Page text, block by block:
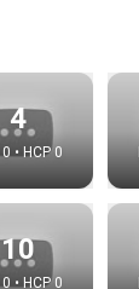
4
0 • HCP 0
10
0 • HCP 0